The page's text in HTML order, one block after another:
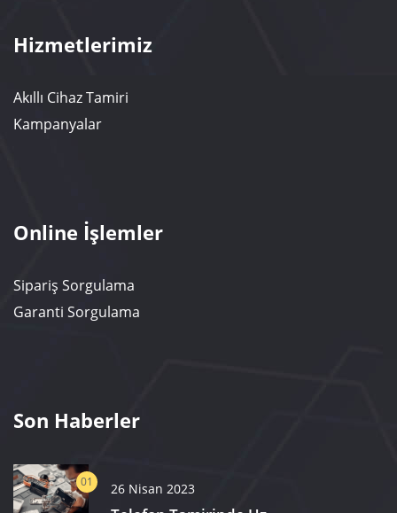
Hizmetlerimiz
Akıllı Cihaz Tamiri
Kampanyalar
Online İşlemler
Sipariş Sorgulama
Garanti Sorgulama
Son Haberler
01 26 Nisan 2023